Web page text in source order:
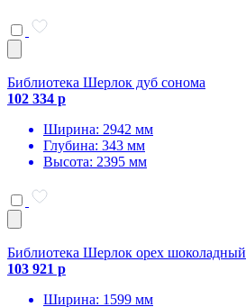
Библиотека Шерлок дуб сонома
102 334 р
Ширина: 2942 мм
Глубина: 343 мм
Высота: 2395 мм
Библиотека Шерлок орех шоколадный
103 921 р
Ширина: 1599 мм